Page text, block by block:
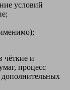
условий
чёткие и
процесс
дополнительных